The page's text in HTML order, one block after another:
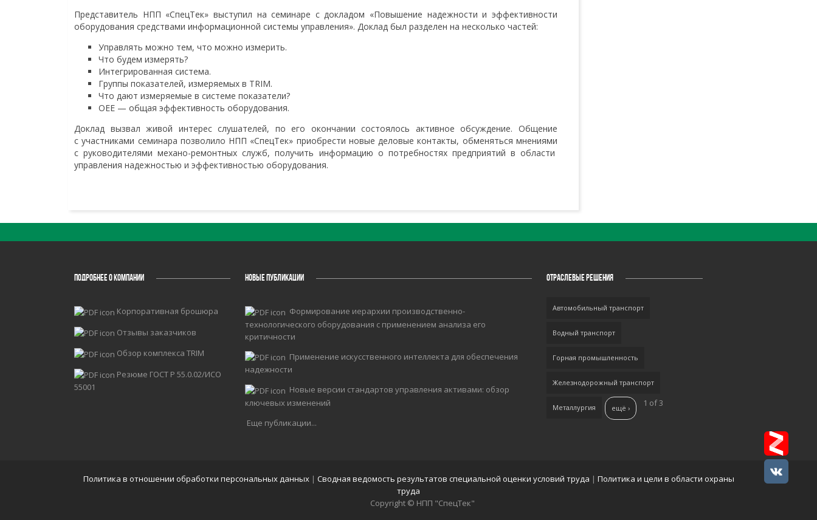
Представитель НПП «СпецТек» выступил на семинаре с докладом «Повышение надежности и эффективности
оборудования средствами информационной системы управления». Доклад был разделен на несколько частей:
Управлять можно тем, что можно измерить.
Что будем измерять?
Интегрированная система.
Группы показателей, измеряемых в TRIM.
Что дают измеряемые в системе показатели?
OEE — общая эффективность оборудования.
Доклад вызвал живой интерес слушателей, по его окончании состоялось активное обсуждение. Общение
с участниками семинара позволило НПП «СпецТек» приобрести новые деловые контакты, обменяться мнениями
с руководителями механо-ремонтных служб, получить информацию о потребностях предприятий в области
управления надежностью и эффективностью оборудования.
ПОДРОБНЕЕ О КОМПАНИИ
Корпоративная брошюра
Отзывы заказчиков
Обзор комплекса TRIM
Резюме ГОСТ Р 55.0.02/ИСО
55001
НОВЫЕ ПУБЛИКАЦИИ
Формирование иерархии производственно-
технологического оборудования с применением анализа его
критичности
Применение искусственного интеллекта для обеспечения
надежности
Новые версии стандартов управления активами: обзор
ключевых изменений
Еще публикации...
ОТРАСЛЕВЫЕ РЕШЕНИЯ
Автомобильный транспорт
Водный транспорт
Горная промышленность
Железнодорожный транспорт
Металлургия 1 of 3
ещё ›
Политика в отношении обработки персональных данных | Сводная ведомость результатов специальной оценки условий труда | Политика и цели в области охраны
труда
Copyright © НПП "СпецТек"